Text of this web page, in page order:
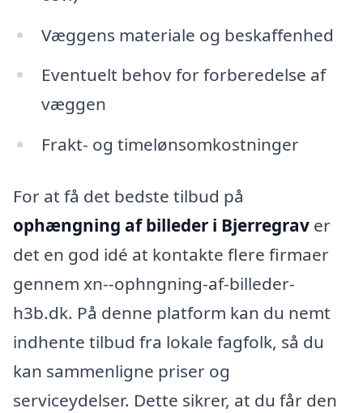
Væggens materiale og beskaffenhed
Eventuelt behov for forberedelse af
væggen
Frakt- og timelønsomkostninger
For at få det bedste tilbud på
ophængning af billeder i Bjerregrav er
det en god idé at kontakte flere firmaer
gennem xn--ophngning-af-billeder-
h3b.dk. På denne platform kan du nemt
indhente tilbud fra lokale fagfolk, så du
kan sammenligne priser og
serviceydelser. Dette sikrer, at du får den